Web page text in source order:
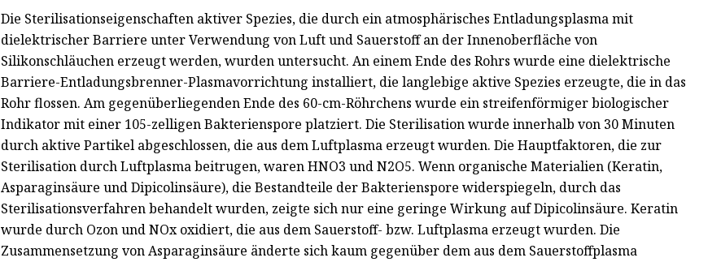
Die Sterilisationseigenschaften aktiver Spezies, die durch ein atmosphärisches Entladungsplasma mit
dielektrischer Barriere unter Verwendung von Luft und Sauerstoff an der Innenoberfläche von
Silikonschläuchen erzeugt werden, wurden untersucht. An einem Ende des Rohrs wurde eine dielektrische
Barriere-Entladungsbrenner-Plasmavorrichtung installiert, die langlebige aktive Spezies erzeugte, die in das
Rohr flossen. Am gegenüberliegenden Ende des 60-cm-Röhrchens wurde ein streifenförmiger biologischer
Indikator mit einer 105-zelligen Bakterienspore platziert. Die Sterilisation wurde innerhalb von 30 Minuten
durch aktive Partikel abgeschlossen, die aus dem Luftplasma erzeugt wurden. Die Hauptfaktoren, die zur
Sterilisation durch Luftplasma beitrugen, waren HNO3 und N2O5. Wenn organische Materialien (Keratin,
Asparaginsäure und Dipicolinsäure), die Bestandteile der Bakterienspore widerspiegeln, durch das
Sterilisationsverfahren behandelt wurden, zeigte sich nur eine geringe Wirkung auf Dipicolinsäure. Keratin
wurde durch Ozon und NOx oxidiert, die aus dem Sauerstoff- bzw. Luftplasma erzeugt wurden. Die
Zusammensetzung von Asparaginsäure änderte sich kaum gegenüber dem aus dem Sauerstoffplasma